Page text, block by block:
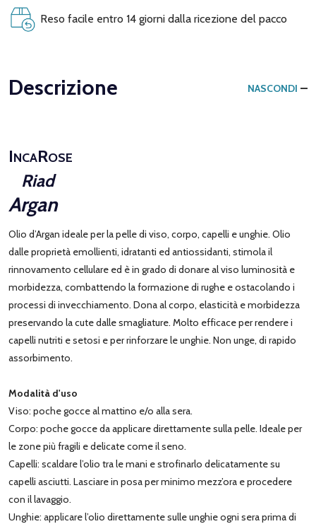
Reso facile entro 14 giorni dalla ricezione del pacco
Descrizione NASCONDI
INCAROSE
Riad
Argan
Olio d’Argan ideale per la pelle di viso, corpo, capelli e unghie. Olio
dalle proprietà emollienti, idratanti ed antiossidanti, stimola il
rinnovamento cellulare ed è in grado di donare al viso luminosità e
morbidezza, combattendo la formazione di rughe e ostacolando i
processi di invecchiamento. Dona al corpo, elasticità e morbidezza
preservando la cute dalle smagliature. Molto efficace per rendere i
capelli nutriti e setosi e per rinforzare le unghie. Non unge, di rapido
assorbimento.
Modalità d'uso
Viso: poche gocce al mattino e/o alla sera.
Corpo: poche gocce da applicare direttamente sulla pelle. Ideale per
le zone più fragili e delicate come il seno.
Capelli: scaldare l’olio tra le mani e strofinarlo delicatamente su
capelli asciutti. Lasciare in posa per minimo mezz’ora e procedere
con il lavaggio.
Unghie: applicare l’olio direttamente sulle unghie ogni sera prima di